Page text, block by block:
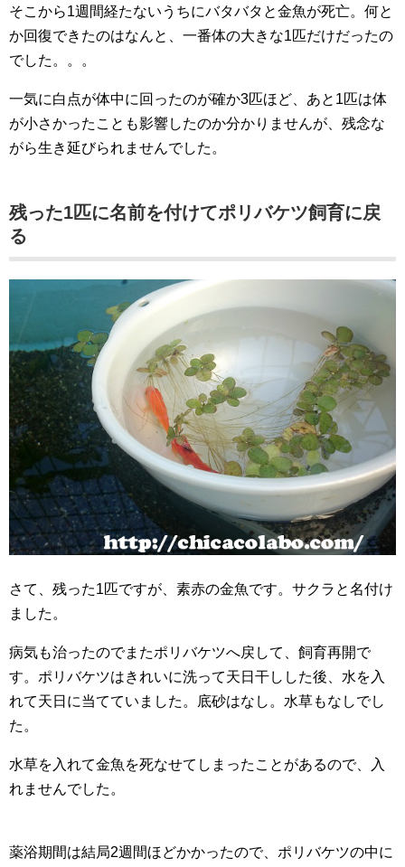
そこから1週間経たないうちにバタバタと金魚が死亡。何と
か回復できたのはなんと、一番体の大きな1匹だけだったの
でした。。。
一気に白点が体中に回ったのが確か3匹ほど、あと1匹は体
が小さかったことも影響したのか分かりませんが、残念な
がら生き延びられませんでした。
残った1匹に名前を付けてポリバケツ飼育に戻
る
さて、残った1匹ですが、素赤の金魚です。サクラと名付け
ました。
病気も治ったのでまたポリバケツへ戻して、飼育再開で
す。ポリバケツはきれいに洗って天日干しした後、水を入
れて天日に当てていました。底砂はなし。水草もなしでし
た。
水草を入れて金魚を死なせてしまったことがあるので、入
れませんでした。
薬浴期間は結局2週間ほどかかったので、ポリバケツの中に